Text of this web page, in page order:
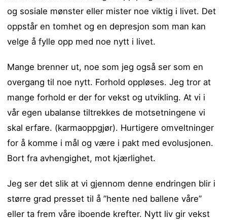
og sosiale mønster eller mister noe viktig i livet. Det
oppstår en tomhet og en depresjon som man kan
velge å fylle opp med noe nytt i livet.
Mange brenner ut, noe som jeg også ser som en
overgang til noe nytt. Forhold oppløses. Jeg tror at
mange forhold er der for vekst og utvikling. At vi i
vår egen ubalanse tiltrekkes de motsetningene vi
skal erfare. (karmaoppgjør). Hurtigere omveltninger
for å komme i mål og være i pakt med evolusjonen.
Bort fra avhengighet, mot kjærlighet.
Jeg ser det slik at vi gjennom denne endringen blir i
større grad presset til å ”hente ned ballene våre”
eller ta frem våre iboende krefter. Nytt liv gir vekst